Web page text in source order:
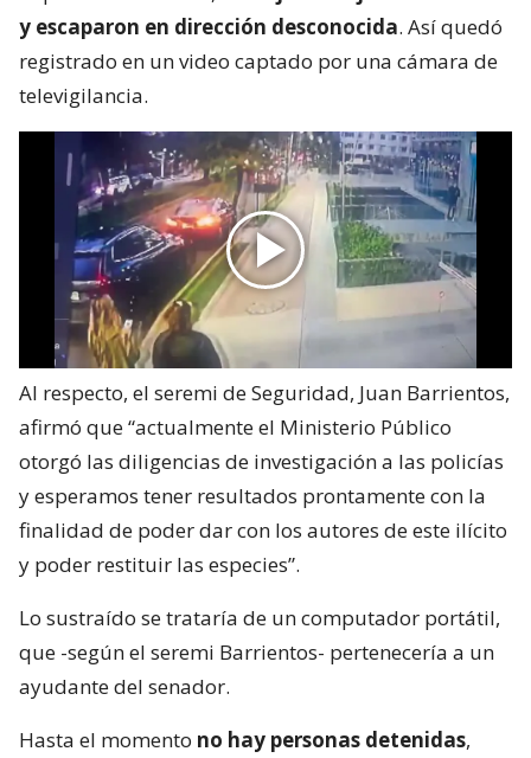
y escaparon en dirección desconocida. Así quedó
registrado en un video captado por una cámara de
televigilancia.
Al respecto, el seremi de Seguridad, Juan Barrientos,
afirmó que “actualmente el Ministerio Público
otorgó las diligencias de investigación a las policías
y esperamos tener resultados prontamente con la
finalidad de poder dar con los autores de este ilícito
y poder restituir las especies”.
Lo sustraído se trataría de un computador portátil,
que -según el seremi Barrientos- pertenecería a un
ayudante del senador.
Hasta el momento no hay personas detenidas,